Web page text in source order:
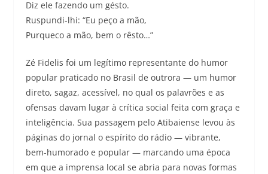
Diz ele fazendo um gésto.
Ruspundi-lhi: “Eu peço a mão,
Purqueco a mão, bem o rêsto…”
Zé Fidelis foi um legítimo representante do humor
popular praticado no Brasil de outrora — um humor
direto, sagaz, acessível, no qual os palavrões e as
ofensas davam lugar à crítica social feita com graça e
inteligência. Sua passagem pelo Atibaiense levou às
páginas do jornal o espírito do rádio — vibrante,
bem-humorado e popular — marcando uma época
em que a imprensa local se abria para novas formas